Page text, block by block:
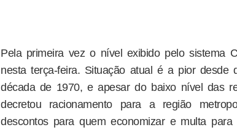
Pela primeira vez o nível exibido pelo sistema
nesta terça-feira. Situação atual é a pior desde
década de 1970, e apesar do baixo nível das
decretou racionamento para a região
descontos para quem economizar e multa